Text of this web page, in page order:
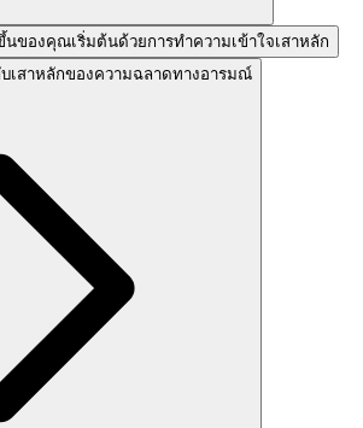
นของคุณเริ่มต้นด้วยการทำความเข้าใจเสาหลัก
เสาหลักของความฉลาดทางอารมณ์